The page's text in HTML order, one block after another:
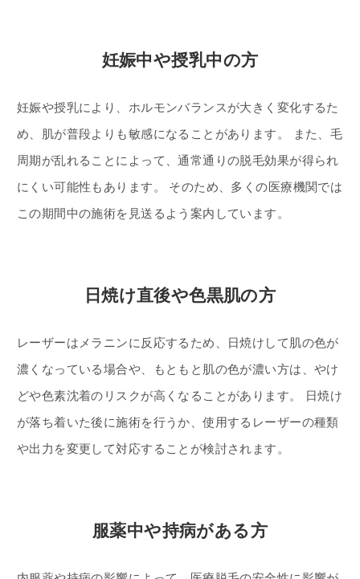
妊娠中や授乳中の方
妊娠や授乳により、ホルモンバランスが大きく変化するた
め、肌が普段よりも敏感になることがあります。 また、毛
周期が乱れることによって、通常通りの脱毛効果が得られ
にくい可能性もあります。 そのため、多くの医療機関では
この期間中の施術を見送るよう案内しています。
日焼け直後や色黒肌の方
レーザーはメラニンに反応するため、日焼けして肌の色が
濃くなっている場合や、もともと肌の色が濃い方は、やけ
どや色素沈着のリスクが高くなることがあります。 日焼け
が落ち着いた後に施術を行うか、使用するレーザーの種類
や出力を変更して対応することが検討されます。
服薬中や持病がある方